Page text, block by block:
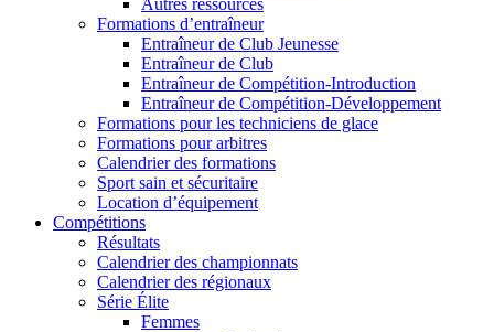
Autres ressources
Formations d’entraîneur
Entraîneur de Club Jeunesse
Entraîneur de Club
Entraîneur de Compétition-Introduction
Entraîneur de Compétition-Développement
Formations pour les techniciens de glace
Formations pour arbitres
Calendrier des formations
Sport sain et sécuritaire
Location d’équipement
Compétitions
Résultats
Calendrier des championnats
Calendrier des régionaux
Série Élite
Femmes